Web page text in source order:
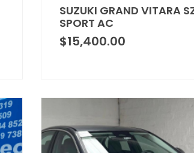
SUZUKI GRAND VITARA
SPORT AC
$15,400.00